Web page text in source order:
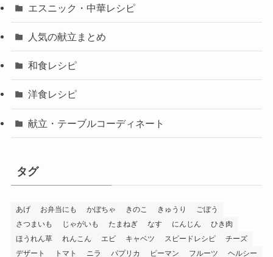
エスニック・中華レシピ
人気の献立まとめ
和食レシピ
洋食レシピ
献立・テーブルコーディネート
タグ
あげ お弁当にも かぼちゃ きのこ きゅうり
ごぼう
さつまいも
じゃがいも たまねぎ なす にんじん
ひき肉
ほうれん草
れんこん エビ キャベツ スピードレシピ
チーズ
デザート
トマト ニラ パプリカ ピーマン フルーツ ヘルシー